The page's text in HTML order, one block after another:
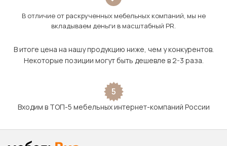
В отличие от раскрученных мебельных компаний, мы не
вкладываем деньги в масштабный PR.
В итоге цена на нашу продукцию ниже, чем у конкурентов.
Некоторые позиции могут быть дешевле в 2-3 раза.
5
Входим в ТОП-5 мебельных интернет-компаний России